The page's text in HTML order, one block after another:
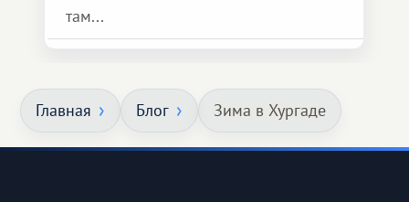
там...
Главная Блог Зима в Хургаде